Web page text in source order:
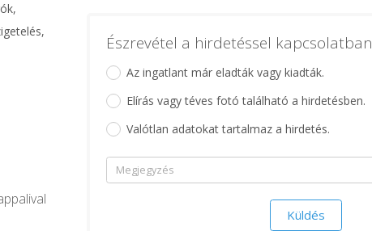
Észrevétel a hirdetéssel kapcsolatban
Az ingatlant már eladták vagy kiadták.
Elírás vagy téves fotó található a hirdetésben.
Valótlan adatokat tartalmaz a hirdetés.